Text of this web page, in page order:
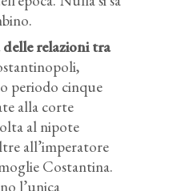
relazioni tra
periodo cinque
alla corte
al nipote
all’imperatore
Costantina.
l’unica